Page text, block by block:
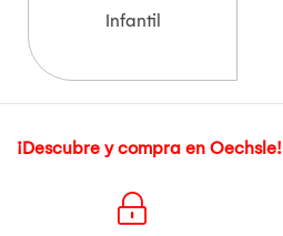
Infantil
¡Descubre y compra en Oechsle!